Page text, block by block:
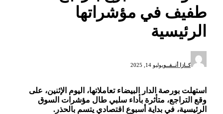
طفيف في مؤشراتها
الرئيسية
كــازا أنــفــويوليو 14, 2025
استهلت بورصة الدار البيضاء تعاملاتها، اليوم الإثنين، على
وقع التراجع، متأثرة بأداء سلبي طال مؤشرات السوق
الرئيسية، في بداية أسبوع اقتصادي يتسم بالحذر.